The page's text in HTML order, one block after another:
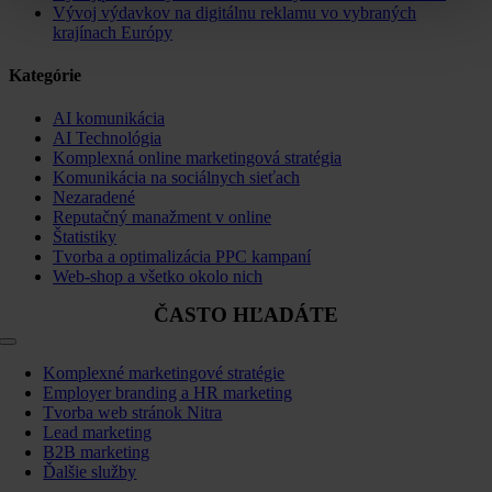
Vývoj výdavkov na digitálnu reklamu vo vybraných
krajínach Európy
Kategórie
AI komunikácia
AI Technológia
Komplexná online marketingová stratégia
Komunikácia na sociálnych sieťach
Nezaradené
Reputačný manažment v online
Štatistiky
Tvorba a optimalizácia PPC kampaní
Web-shop a všetko okolo nich
ČASTO HĽADÁTE
Toggle
NavigationKomplexné marketingové stratégie
Employer branding a HR marketing
Tvorba web stránok Nitra
Lead marketing
B2B marketing
Ďalšie služby